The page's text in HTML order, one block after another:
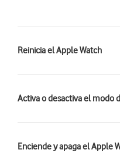
Reinicia el Apple Watch
Activa o desactiva el modo
Enciende y apaga el Apple